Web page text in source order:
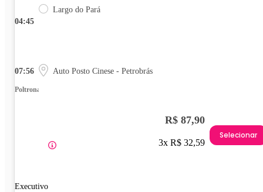
04:45
Largo do Pará
07:56 Auto Posto Cinese - Petrobrás
Poltrona
Executivo
R$ 87,90
3x R$ 32,59
Selecionar